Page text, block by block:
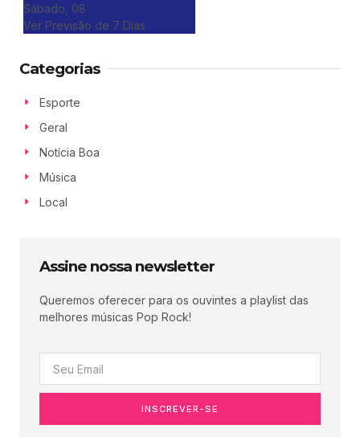
Sábado, 08
Ver Previsão de 7 Dias
Categorias
Esporte
Geral
Notícia Boa
Música
Local
Assine nossa newsletter
Queremos oferecer para os ouvintes a playlist das
melhores músicas Pop Rock!
INSCREVER-SE